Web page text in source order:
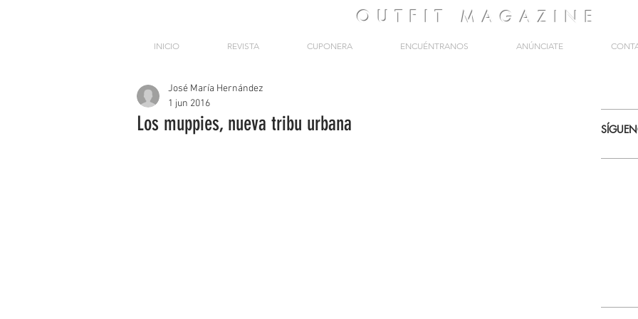
OUTFIT MAGAZINE
INICIO REVISTA CUPONERA ENCUÉNTRANOS ANÚNCIATE
Los muppies, nueva tribu urbana
José María Hernández
1 jun 2016